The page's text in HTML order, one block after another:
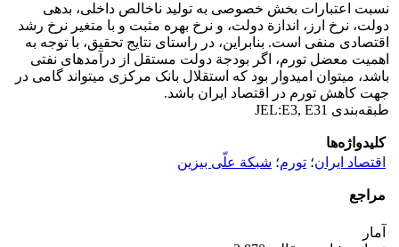
نسبت اعتبارات بخش خصوصی به تولید ناخالص داخلی، بدهی
دولت، نرخ ارز، اندازة دولت، و نرخ بهره مثبت و با متغیر نرخ رشد
اقتصادی منفی است. بنابراین، در راستای نتایج تحقیق، با توجه به
اهمیت معضل تورم، اگر بودجة دولت مستقل از درآمدهای نفتی
باشد، می‏توان امیدوار بود که استقلال بانک مرکزی می‏تواند گامی در
جهت کاهش تورم در اقتصاد ایران باشد.
طبقه‌بندی JEL:E3, E31
کلیدواژه‌ها
اقتصاد ایران؛ تورم؛ شبکة علّی بیزین
مراجع
آمار